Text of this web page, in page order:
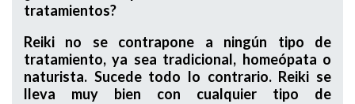
tratamientos?
Reiki no se contrapone a ningún tipo de
tratamiento, ya sea tradicional, homeópata o
naturista. Sucede todo lo contrario. Reiki se
lleva muy bien con cualquier tipo de